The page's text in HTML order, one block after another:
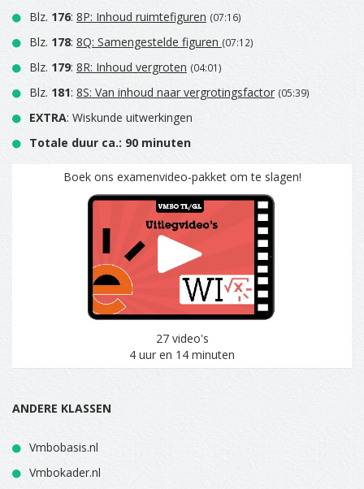
Blz. 176: 8P: Inhoud ruimtefiguren (07:16)
Blz. 178: 8Q: Samengestelde figuren (07:12)
Blz. 179: 8R: Inhoud vergroten (04:01)
Blz. 181: 8S: Van inhoud naar vergrotingsfactor (05:39)
EXTRA: Wiskunde uitwerkingen
Totale duur ca.: 90 minuten
Boek ons examenvideo-pakket om te slagen!
27 video's
4 uur en 14 minuten
ANDERE KLASSEN
Vmbobasis.nl
Vmbokader.nl